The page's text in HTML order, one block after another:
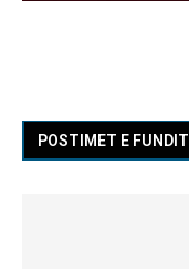
POSTIMET E FUNDIT